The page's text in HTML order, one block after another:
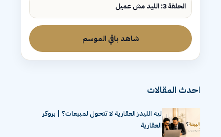
الحلقة 3: الليد مش عميل
شاهد باقي الموسم
احدث المقالات
ليه الليدز العقارية لا تتحول لمبيعات؟ | بروكر
العقارية